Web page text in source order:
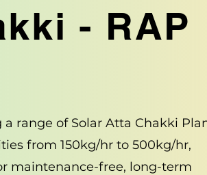
- RAP
a range of Solar Atta Chakki
from 150kg/hr to 500kg/hr,
maintenance-free, long-term